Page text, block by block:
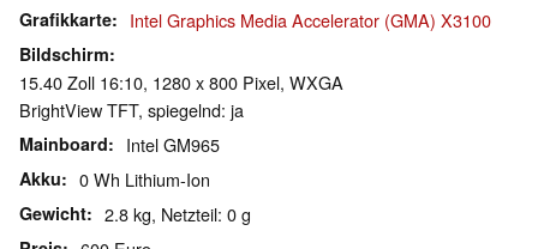
Grafikkarte Intel Graphics Media Accelerator (GMA) X3100
Bildschirm
15.40 Zoll 16:10, 1280 x 800 Pixel, WXGA
BrightView TFT, spiegelnd: ja
Mainboard Intel GM965
Akku 0 Wh Lithium-Ion
Gewicht 2.8 kg, Netzteil: 0 g